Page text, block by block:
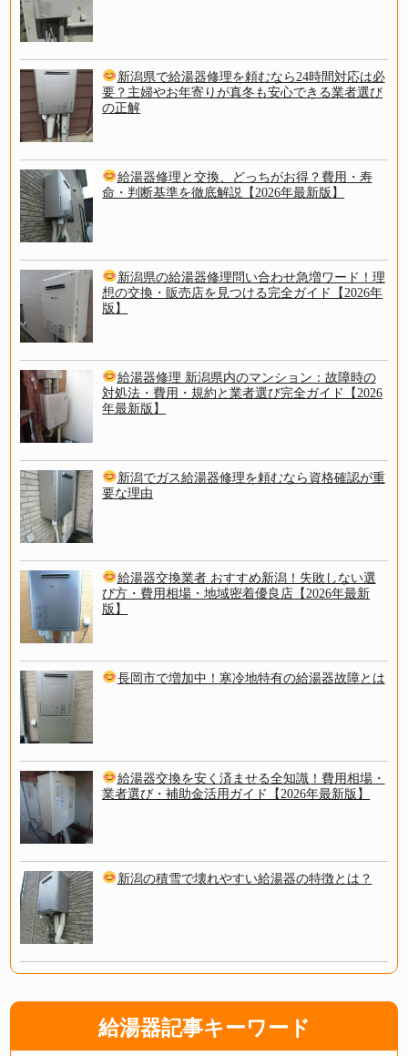
新潟県で給湯器修理を頼むなら24時間対応は必
要？主婦やお年寄りが真冬も安心できる業者選び
の正解
給湯器修理と交換、どっちがお得？費用・寿
命・判断基準を徹底解説【2026年最新版】
新潟県の給湯器修理問い合わせ急増ワード！理
想の交換・販売店を見つける完全ガイド【2026年
版】
給湯器修理 新潟県内のマンション：故障時の
対処法・費用・規約と業者選び完全ガイド【2026
年最新版】
新潟でガス給湯器修理を頼むなら資格確認が重
要な理由
給湯器交換業者 おすすめ新潟！失敗しない選
び方・費用相場・地域密着優良店【2026年最新
版】
長岡市で増加中！寒冷地特有の給湯器故障とは
給湯器交換を安く済ませる全知識！費用相場・
業者選び・補助金活用ガイド【2026年最新版】
新潟の積雪で壊れやすい給湯器の特徴とは？
給湯器記事キーワード